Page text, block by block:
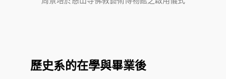
歷史系的在學與畢業後